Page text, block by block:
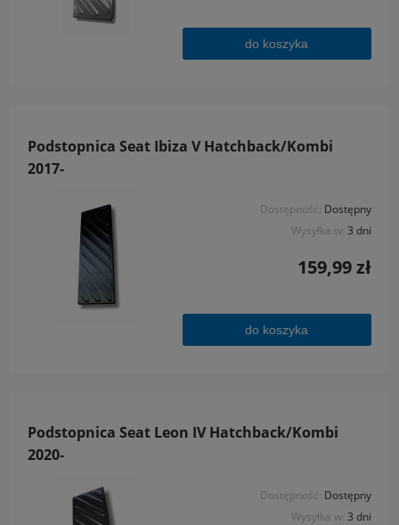
do koszyka
Podstopnica Seat Ibiza V Hatchback/Kombi
2017-
Dostępność: Dostępny
Wysyłka w: 3 dni
159,99 zł
do koszyka
Podstopnica Seat Leon IV Hatchback/Kombi
2020-
Dostępność: Dostępny
Wysyłka w: 3 dni